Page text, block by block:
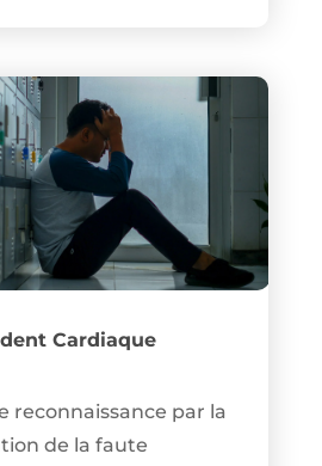
Cardiaque
reconnaissance par la
de la faute